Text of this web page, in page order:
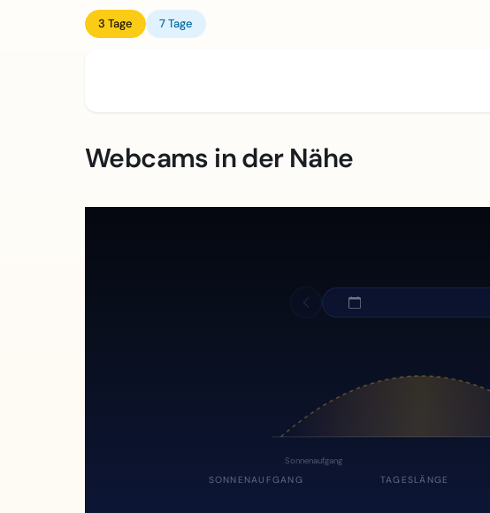
3 Tage 7 Tage
Webcams in der Nähe
Sonnenaufgang
SONNENAUFGANG TAGESLÄNGE